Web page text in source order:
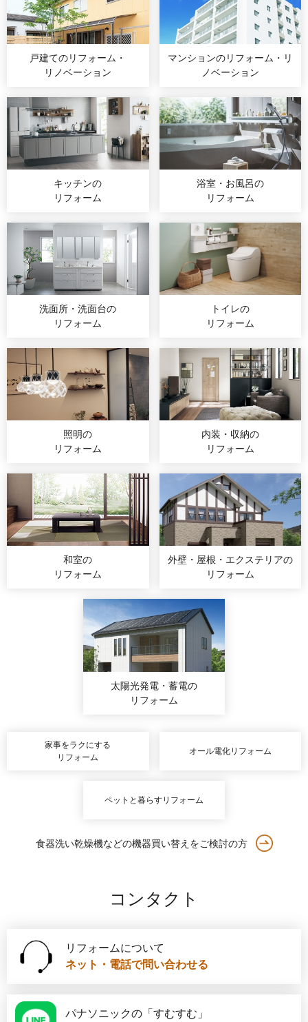
戸建てのリフォーム・
リノベーション
マンションのリフォーム・ リ
ノベーション
キッチンの
リフォーム
浴室・お風呂の
リフォーム
洗面所・洗面台の
リフォーム
トイレの
リフォーム
照明の
リフォーム
内装・収納の
リフォーム
和室の
リフォーム
外壁・屋根・エクステリアの
リフォーム
太陽光発電・蓄電の
リフォーム
家事をラクにする
リフォーム
オール電化リフォーム
ペットと暮らすリフォーム
食器洗い乾燥機などの機器買い替えをご検討の方
コンタクト
リフォームについて
ネット・電話で問い合わせる
パナソニックの「すむすむ」